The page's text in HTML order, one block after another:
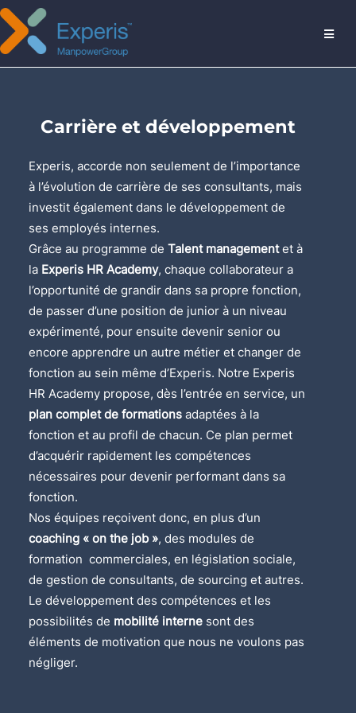
MENU
Carrière et développement
Experis, accorde non seulement de l’importance
à l’évolution de carrière de ses consultants, mais
investit également dans le développement de
ses employés internes.
Grâce au programme deTalent managementet à
la Experis HR Academy, chaque collaborateur a
l’opportunité de grandir dans sa propre fonction,
de passer d’une position de junior à un niveau
expérimenté, pour ensuite devenir senior ou
encore apprendre un autre métier et changer de
fonction au sein même d’Experis. Notre Experis
HR Academy propose, dès l’entrée en service, un
plan complet de formations adaptées à la
fonction et au profil de chacun. Ce plan permet
d’acquérir rapidement les compétences
nécessaires pour devenir performant dans sa
fonction.
Nos équipes reçoivent donc, en plus d’un
coaching « on the job », des modules de
formation commerciales, en législation sociale,
de gestion de consultants, de sourcing et autres.
Le développement des compétences et les
possibilités de mobilité interne sont des
éléments de motivation que nous ne voulons pas
négliger.